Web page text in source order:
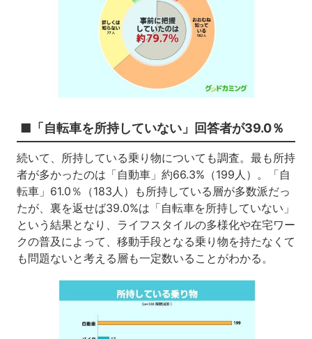
■「自転車を所持していない」回答者が39.0％
続いて、所持している乗り物についても調査。最も所持
者が多かったのは「自動車」約66.3%（199人）。「自
転車」61.0％（183人）も所持している層が多数派だっ
たが、裏を返せば39.0%は「自転車を所持していない」
という結果となり、ライフスタイルの多様化や在宅ワー
クの普及によって、移動手段となる乗り物を持たなくて
も問題ないと考える層も一定数いることがわかる。